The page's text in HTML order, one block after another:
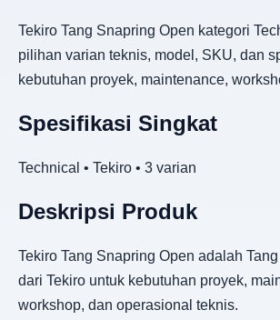
Tekiro Tang Snapring Open kategori
pilihan varian teknis, model, SKU, dan
kebutuhan proyek, maintenance,
Spesifikasi Singkat
Technical • Tekiro • 3 varian
Deskripsi Produk
Tekiro Tang Snapring Open adalah
dari Tekiro untuk kebutuhan proyek,
workshop, dan operasional teknis.